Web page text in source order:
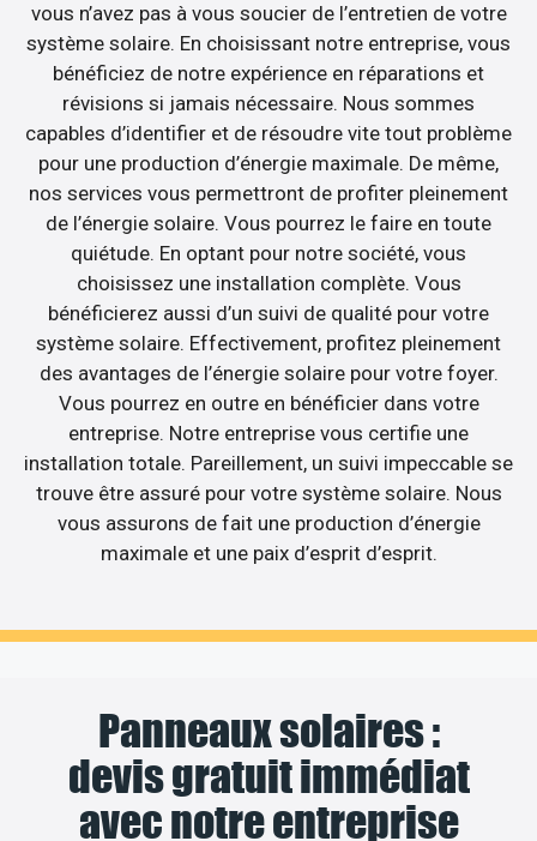
vous n’avez pas à vous soucier de l’entretien de votre
système solaire. En choisissant notre entreprise, vous
bénéficiez de notre expérience en réparations et
révisions si jamais nécessaire. Nous sommes
capables d’identifier et de résoudre vite tout problème
pour une production d’énergie maximale. De même,
nos services vous permettront de profiter pleinement
de l’énergie solaire. Vous pourrez le faire en toute
quiétude. En optant pour notre société, vous
choisissez une installation complète. Vous
bénéficierez aussi d’un suivi de qualité pour votre
système solaire. Effectivement, profitez pleinement
des avantages de l’énergie solaire pour votre foyer.
Vous pourrez en outre en bénéficier dans votre
entreprise. Notre entreprise vous certifie une
installation totale. Pareillement, un suivi impeccable se
trouve être assuré pour votre système solaire. Nous
vous assurons de fait une production d’énergie
maximale et une paix d’esprit d’esprit.
Panneaux solaires :
devis gratuit immédiat
avec notre entreprise